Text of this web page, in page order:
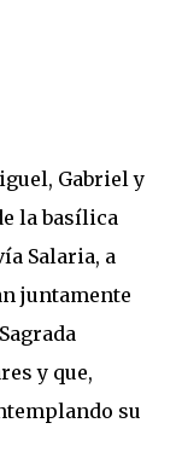
Gabriel y
la basílica
Salaria, a
juntamente
y que,
su